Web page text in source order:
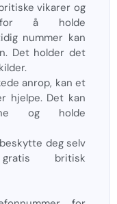
vikarer og
for å holde
nummer kan
Det holder det
anrop, kan et
hjelpe. Det kan
og holde
deg selv
britisk